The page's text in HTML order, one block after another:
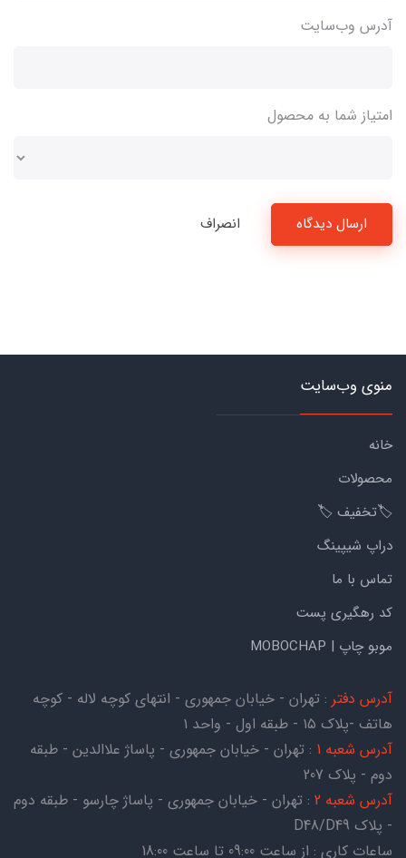
آدرس وب‌سایت
امتیاز شما به محصول
ارسال دیدگاه انصراف
منوی وب‌سایت
خانه
محصولات
🏷️تخفیف 🏷️
دراپ شیپینگ
تماس با ما
کد رهگیری پست
موبو چاپ | MOBOCHAP
آدرس دفتر : تهران - خیابان جمهوری - انتهای کوچه لاله - کوچه
هاتف -پلاک ۱۵ - طبقه اول - واحد ۱
آدرس شعبه 1
: تهران - خیابان جمهوری - پاساژ علاالدین - طبقه
دوم - پلاک 207
آدرس شعبه 2
: تهران - خیابان جمهوری - پاساژ چارسو - طبقه دوم
- پلاک D48/D49
ساعات کاری : از ساعت 09:00 تا ساعت 18:00